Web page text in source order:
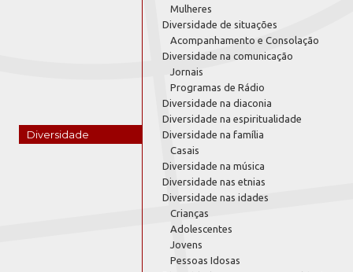
Diversidade
Mulheres
Diversidade de situações
Acompanhamento e Consolação
Diversidade na comunicação
Jornais
Programas de Rádio
Diversidade na diaconia
Diversidade na espiritualidade
Diversidade na família
Casais
Diversidade na música
Diversidade nas etnias
Diversidade nas idades
Crianças
Adolescentes
Jovens
Pessoas Idosas